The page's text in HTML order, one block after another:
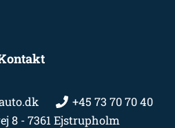
+45 73 70 70 40
8 - 7361 Ejstrupholm